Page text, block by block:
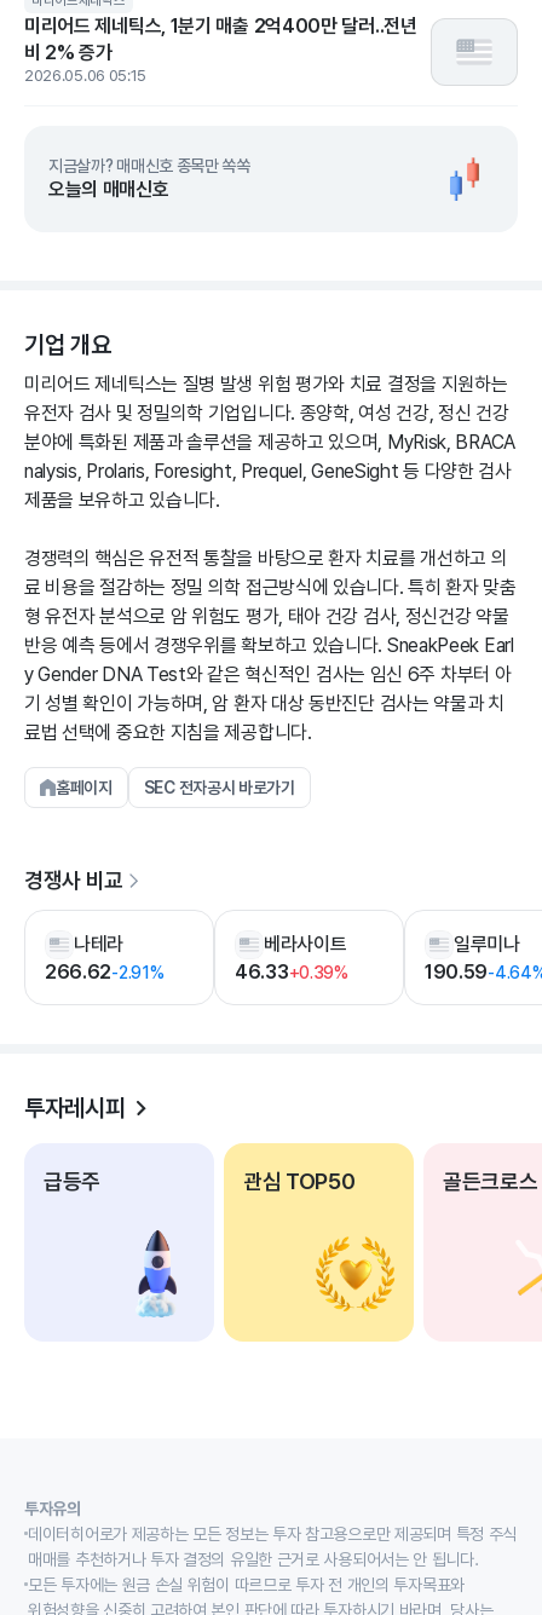
미리어드 제네틱스, 1분기 매출 2억400만 달러..전년
비 2% 증가
2026.05.06 05:15
지금살까? 매매신호 종목만 쏙쏙
오늘의 매매신호
기업 개요
미리어드 제네틱스는 질병 발생 위험 평가와 치료 결정을 지원하는
유전자 검사 및 정밀의학 기업입니다. 종양학, 여성 건강, 정신 건강
분야에 특화된 제품과 솔루션을 제공하고 있으며, MyRisk, BRACA
nalysis, Prolaris, Foresight, Prequel, GeneSight 등 다양한 검사
제품을 보유하고 있습니다.
경쟁력의 핵심은 유전적 통찰을 바탕으로 환자 치료를 개선하고 의
료 비용을 절감하는 정밀 의학 접근방식에 있습니다. 특히 환자 맞춤
형 유전자 분석으로 암 위험도 평가, 태아 건강 검사, 정신건강 약물
반응 예측 등에서 경쟁우위를 확보하고 있습니다. SneakPeek Earl
y Gender DNA Test와 같은 혁신적인 검사는 임신 6주 차부터 아
기 성별 확인이 가능하며, 암 환자 대상 동반진단 검사는 약물과 치
료법 선택에 중요한 지침을 제공합니다.
홈페이지 SEC 전자공시 바로가기
경쟁사 비교
나테라
266.62-2.91%
베라사이트
46.33+0.39%
일루미나
190.59-
투자레시피
급등주 관심 TOP50 골든크로스
투자유의
데이터히어로가 제공하는 모든 정보는 투자 참고용으로만 제공되며 특정 주식
매매를 추천하거나 투자 결정의 유일한 근거로 사용되어서는 안 됩니다.
모든 투자에는 원금 손실 위험이 따르므로 투자 전 개인의 투자목표와
위험성향을 신중히 고려하여 본인 판단에 따라 투자하시기 바라며, 당사는